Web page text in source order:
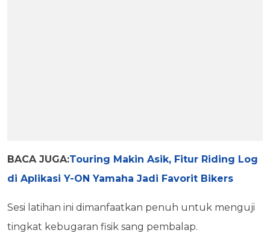
BACA JUGA:Touring Makin Asik, Fitur Riding Log
di Aplikasi Y-ON Yamaha Jadi Favorit Bikers
Sesi latihan ini dimanfaatkan penuh untuk menguji
tingkat kebugaran fisik sang pembalap.